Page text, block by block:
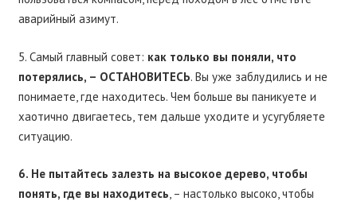
аварийный азимут.
5. Самый главный совет: как только вы поняли, что
потерялись, – ОСТАНОВИТЕСЬ. Вы уже заблудились и не
понимаете, где находитесь. Чем больше вы паникуете и
хаотично двигаетесь, тем дальше уходите и усугубляете
ситуацию.
6. Не пытайтесь залезть на высокое дерево, чтобы
понять, где вы находитесь, – настолько высоко, чтобы